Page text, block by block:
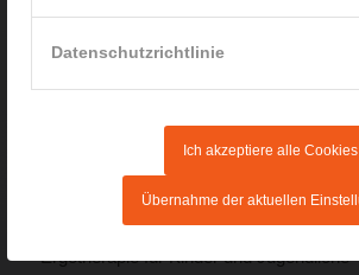
Datenschutzrichtlinie
Ich akzeptiere alle Cookies
Übernahme der aktuellen
Schwerpunkte der Praxis:
Ergotherapie für Erwachsene
Ergotherapie für Kinder und Jugendliche